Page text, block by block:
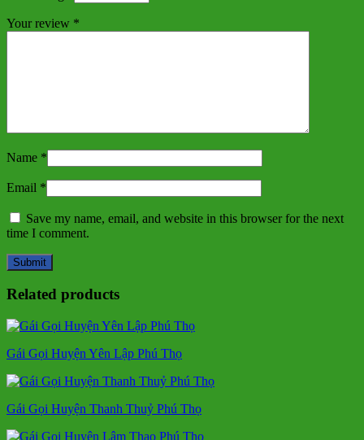
Your review *
Name *
Email *
Save my name, email, and website in this browser for the next
time I comment.
Related products
Gái Gọi Huyện Yên Lập Phú Thọ
Gái Gọi Huyện Thanh Thuỷ Phú Thọ